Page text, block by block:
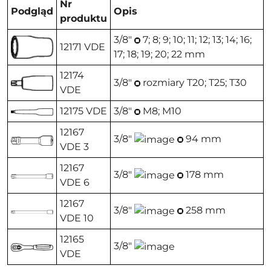
Podgląd
Nr
produktu
Opis
12171 VDE
3/8"
7; 8; 9; 10; 11; 12; 13; 14; 16;
17; 18; 19; 20; 22 mm
12174
VDE
3/8" rozmiary T20; T25; T30
12175 VDE 3/8"
M8; M10
12167
VDE 3
3/8" 94 mm
12167
VDE 6
3/8" 178 mm
12167
VDE 10
3/8" 258 mm
12165
VDE
3/8"